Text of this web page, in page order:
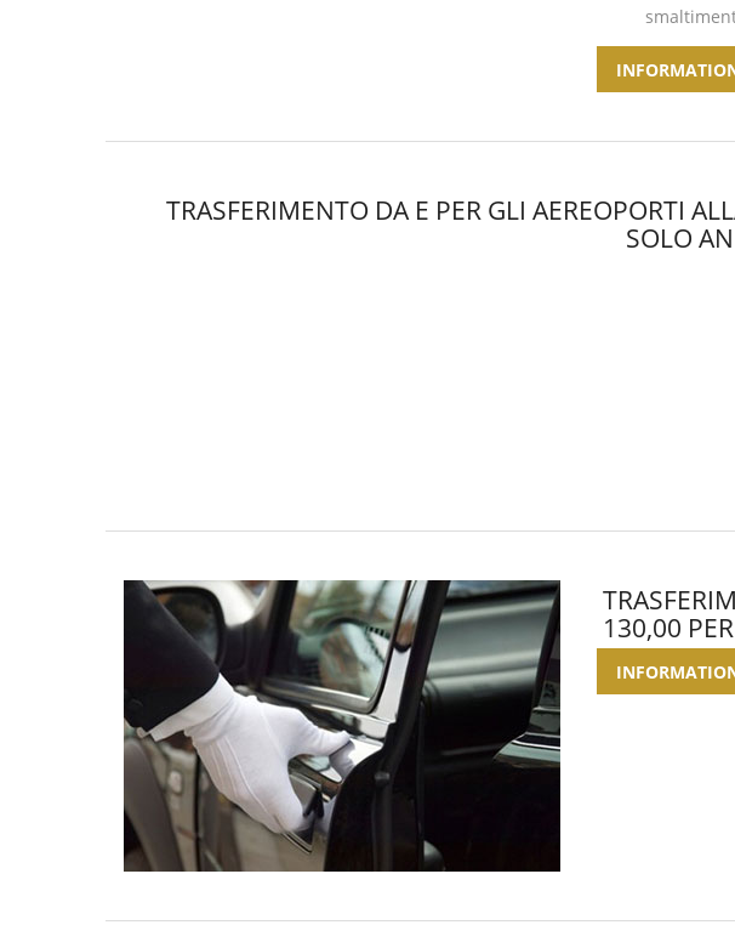
TRASFERIMENTO DA E PER GLI AEREOPORTI
SOLO
130,00